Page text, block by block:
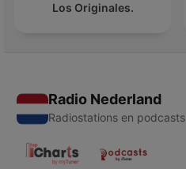
Los Originales.
Radio Nederland
Radiostations en podcasts